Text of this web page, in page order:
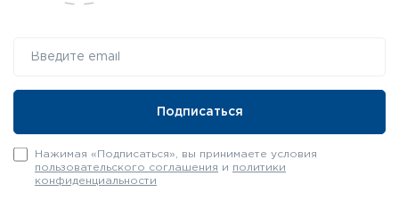
Нажимая «Подписаться», вы принимаете условия
пользовательского соглашения и политики
конфиденциальности